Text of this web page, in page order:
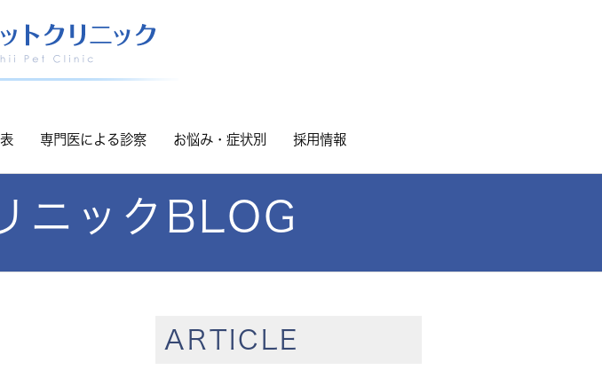
専門医による診察 お悩み・症状別 採用情報
ニックBLOG
ARTICLE